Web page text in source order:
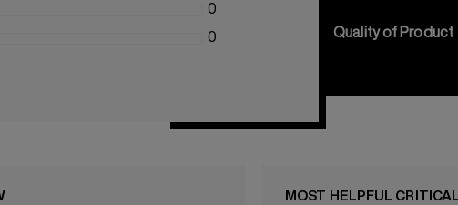
0
0 Quality of Product
MOST HELPFUL